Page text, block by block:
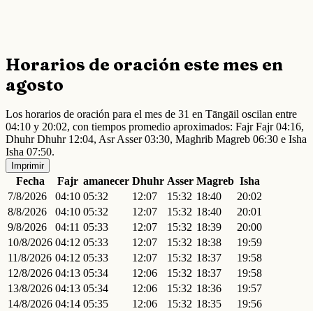
Horarios de oración este mes en
agosto
Los horarios de oración para el mes de 31 en Tāngāil oscilan entre
04:10 y 20:02, con tiempos promedio aproximados: Fajr Fajr 04:16,
Dhuhr Dhuhr 12:04, Asr Asser 03:30, Maghrib Magreb 06:30 e Isha
Isha 07:50.
Imprimir
Fecha Fajr amanecer Dhuhr Asser Magreb Isha
7/8/2026
04:10 05:32 12:07 15:32 18:40
20:02
8/8/2026
04:10 05:32 12:07 15:32 18:40
20:01
9/8/2026
04:11 05:33 12:07 15:32 18:39
20:00
10/8/2026 04:12 05:33 12:07 15:32 18:38
19:59
11/8/2026 04:12 05:33 12:07 15:32 18:37
19:58
12/8/2026 04:13 05:34 12:06 15:32 18:37
19:58
13/8/2026 04:13 05:34 12:06 15:32 18:36
19:57
14/8/2026 04:14 05:35 12:06 15:32 18:35
19:56